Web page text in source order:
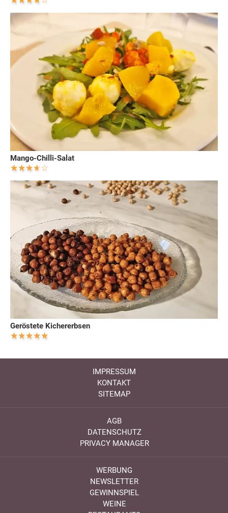
Mango-Chilli-Salat
Geröstete Kichererbsen
IMPRESSUM
KONTAKT
SITEMAP
AGB
DATENSCHUTZ
PRIVACY MANAGER
WERBUNG
NEWSLETTER
GEWINNSPIEL
WEINE